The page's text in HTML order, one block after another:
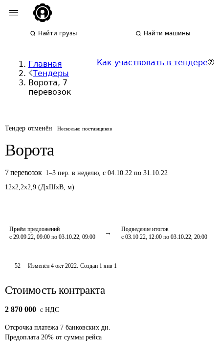
Найти грузы Найти машины
Главная
Тендеры
Ворота, 7
перевозок
Как участвовать в тендере
Тендер отменён Несколько поставщиков
Ворота
7 перевозок 1–3 пер. в неделю,с 04.10.22 по 31.10.22
12x2,2x2,9 (ДxШxВ, м)
Приём предложений
с 29.09.22, 09:00 по 03.10.22, 09:00
Подведение итогов
с 03.10.22, 12:00 по 03.10.22, 20:00
52 Изменён4 окт 2022. Создан 1 янв 1
Стоимость контракта
2 870 000 c НДС
Отсрочка платежа 7 банковских дн.
Предоплата 20% от суммы рейса